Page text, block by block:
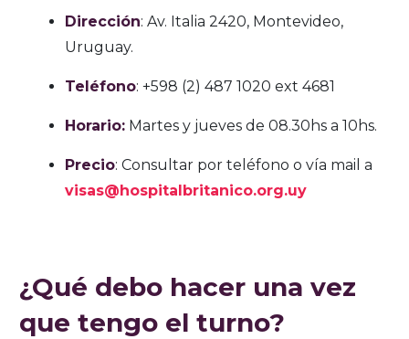
Dirección: Av. Italia 2420, Montevideo,
Uruguay.
Teléfono: +598 (2) 487 1020 ext 4681
Horario: Martes y jueves de 08.30hs a 10hs.
Precio: Consultar por teléfono o vía mail a
visas@hospitalbritanico.org.uy
¿Qué debo hacer una vez
que tengo el turno?